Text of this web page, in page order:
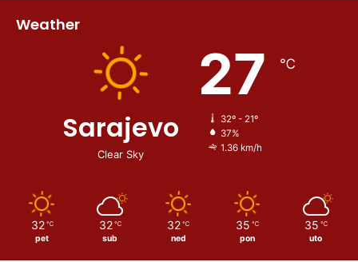
Weather
Sarajevo
Clear Sky
27 ℃
32º - 21º
37%
1.36 km/h
32 ℃
pet
32 ℃
sub
32 ℃
ned
35 ℃
pon
35 ℃
uto